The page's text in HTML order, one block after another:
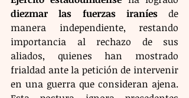
diezmar las fuerzas iraníes de
manera independiente, restando
importancia al rechazo de sus
aliados, quienes han mostrado
frialdad ante la petición de intervenir
en una guerra que consideran ajena.